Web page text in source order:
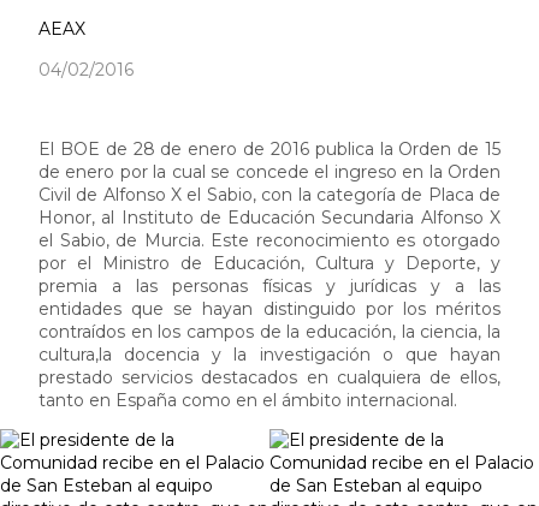
AEAX
04/02/2016
El BOE de 28 de enero de 2016 publica la Orden de 15
de enero por la cual se concede el ingreso en la Orden
Civil de Alfonso X el Sabio, con la categoría de Placa de
Honor, al Instituto de Educación Secundaria Alfonso X
el Sabio, de Murcia. Este reconocimiento es otorgado
por el Ministro de Educación, Cultura y Deporte, y
premia a las personas físicas y jurídicas y a las
entidades que se hayan distinguido por los méritos
contraídos en los campos de la educación, la ciencia, la
cultura,la docencia y la investigación o que hayan
prestado servicios destacados en cualquiera de ellos,
tanto en España como en el ámbito internacional.